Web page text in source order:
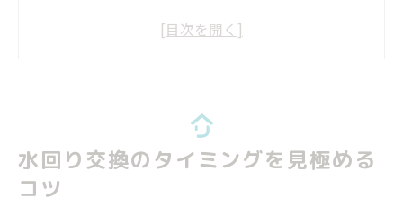
水回り交換タイミングのサインを見逃さな
費用相場を踏まえた交換タイミングの考え
方
住みながら進める水回りリフォーム術
水回り交換のタイミングを見極める
コツ